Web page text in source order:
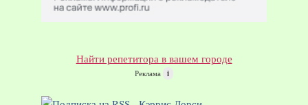
Найти репетитора в вашем городе
Реклама i